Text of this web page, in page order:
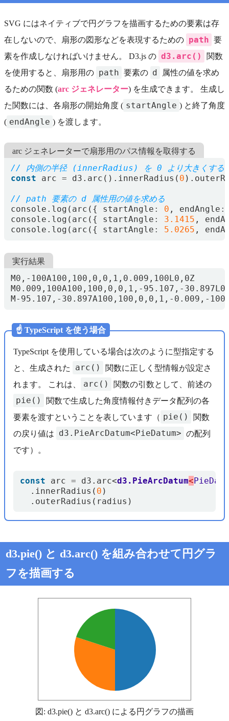
SVG にはネイティブで円グラフを描画するための要素は存
在しないので、扇形の図形などを表現するための path 要
素を作成しなければいけません。 D3.js の d3.arc()
関数
を使用すると、扇形用の path 要素の d
属性の値を求め
るための関数 (arc ジェネレーター) を生成できます。 生成し
た関数には、各扇形の開始角度 ( startAngle ) と終了角度
( endAngle ) を渡します。
arc ジェネレーターで扇形用のパス情報を取得する
const arc = d3 . arc (). innerRadius ( 0 ).
console . log ( arc ({ startAngle : 0 , endAngle :
console . log ( arc ({ startAngle : 3.1415 ,
console . log ( arc ({ startAngle : 5.0265 ,
実行結果
M-95.107,-30.897A100,100,0,0,1,-0.009,-
☝️ TypeScript を使う場合
TypeScript を使用している場合は次のように型指定する
と、生成された
arc()
関数に正しく型情報が設定さ
れます。 これは、
arc() 関数の引数として、前述の
pie()
関数で生成した角度情報付きデータ配列の各
要素を渡すということを表しています（ pie()
関数
の戻り値は
d3.PieArcDatum<PieDatum> の配列
です）。
const arc = d3 . arc<d3.PieArcDatum<
. innerRadius ( 0 )
. outerRadius ( radius )
d3.pie() と d3.arc() を組み合わせて円グラ
フを描画する
図: d3.pie() と d3.arc() による円グラフの描画